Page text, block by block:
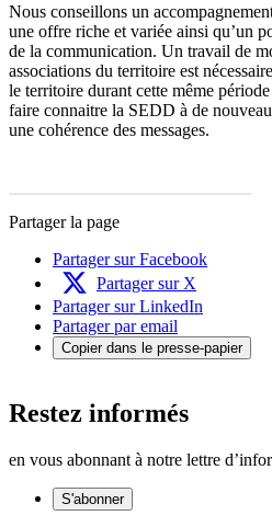
Nous conseillons un
une offre riche et variée ainsi qu’un
de la communication. Un travail de
associations du territoire est
le territoire durant cette même
faire connaitre la SEDD à de
une cohérence des messages.
Partager la page
Partager sur Facebook
Partager sur X
Partager sur LinkedIn
Partager par email
Copier dans le presse-papier
Restez informés
en vous abonnant à notre lettre
S'abonner